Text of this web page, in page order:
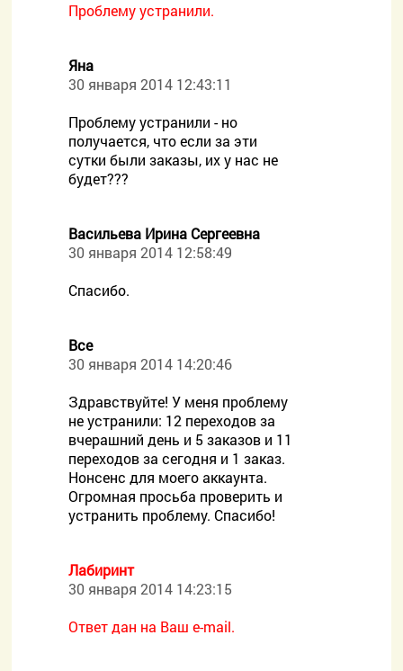
Проблему устранили.
Яна
30 января 2014 12:43:11
Проблему устранили - но
получается, что если за эти
сутки были заказы, их у нас не
будет???
Васильева Ирина Сергеевна
30 января 2014 12:58:49
Спасибо.
Все
30 января 2014 14:20:46
Здравствуйте! У меня проблему
не устранили: 12 переходов за
вчерашний день и 5 заказов и 11
переходов за сегодня и 1 заказ.
Нонсенс для моего аккаунта.
Огромная просьба проверить и
устранить проблему. Спасибо!
Лабиринт
30 января 2014 14:23:15
Ответ дан на Ваш e-mail.